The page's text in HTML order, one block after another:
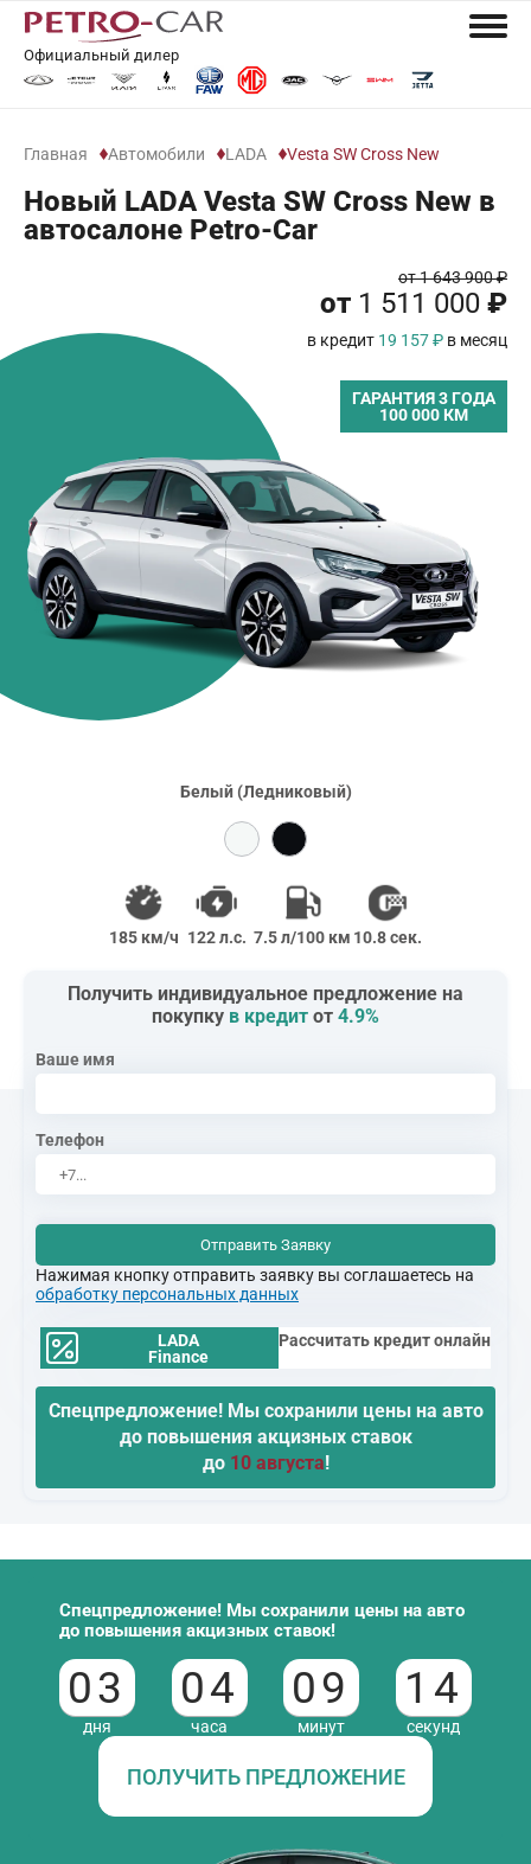
Официальный дилер
Главная Автомобили LADA Vesta SW Cross New
Новый LADA Vesta SW Cross New в
автосалоне Petro-Car
от 1 643 900 ₽
от 1 511 000 ₽
в кредит 19 157 ₽ в месяц
ГАРАНТИЯ 3 ГОДА
100 000 КМ
185 км/ч 122 л.с. 7.5 л/100 км 10.8 сек.
Белый (Ледниковый)
Получить индивидуальное предложение на
покупку в кредит от 4.9%
Ваше имя
Телефон
Отправить Заявку
Нажимая кнопку отправить заявку вы соглашаетесь на
обработку персональных данных
LADA
Finance
Рассчитать кредит онлайн
Спецпредложение! Мы сохранили цены на авто
до повышения акцизных ставок
до 10 августа!
Спецпредложение! Мы сохранили цены на авто
до повышения акцизных ставок!
03
дня
04
часа
09
минут
13
секунд
ПОЛУЧИТЬ ПРЕДЛОЖЕНИЕ